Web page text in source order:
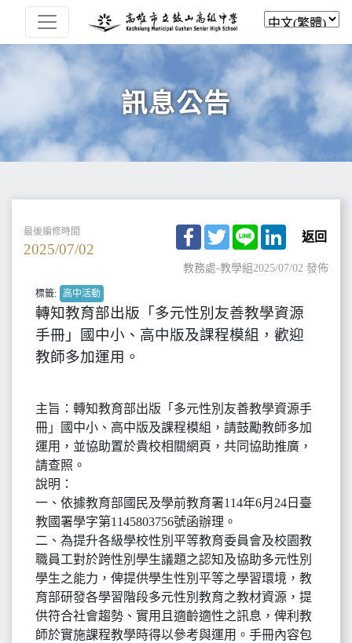
訊息公告
最後編修時間
2025/07/02
Facebook
TwitterLine LinkedIn
返回
教務處-教學組2025/07/02 發佈
標籤: 高中活動
轉知教育部出版「多元性別友善教學資源
手冊」國中小、高中版及課程模組，歡迎
教師多加運用。
主旨：轉知教育部出版「多元性別友善教學資源手
冊」國中小、高中版及課程模組，請鼓勵教師多加
運用，並協助置於貴校相關網頁，共同協助推廣，
請查照。
說明：
一、依據教育部國民及學前教育署114年6月24日臺
教國署學字第1145803756號函辦理。
二、為提升各級學校性別平等教育委員會及校園教
職員工對於跨性別學生議題之認知及協助多元性別
學生之能力，俾提供學生性別平等之學習環境，教
育部研發各學習階段多元性別教育之教材資源，提
供符合社會趨勢、實用且適齡適性之訊息，俾利教
師於實施課程教學時得以參考與運用。手冊內容包